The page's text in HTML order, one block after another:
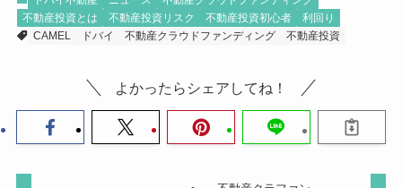
不動産投資とは
不動産投資リスク 不動産投資初心者
利回り
CAMEL
ドバイ 不動産クラウドファンディング 不動産投資
よかったらシェアしてね！